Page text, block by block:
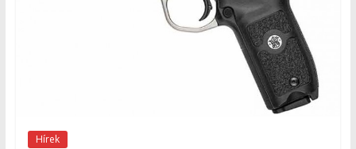
Hírek